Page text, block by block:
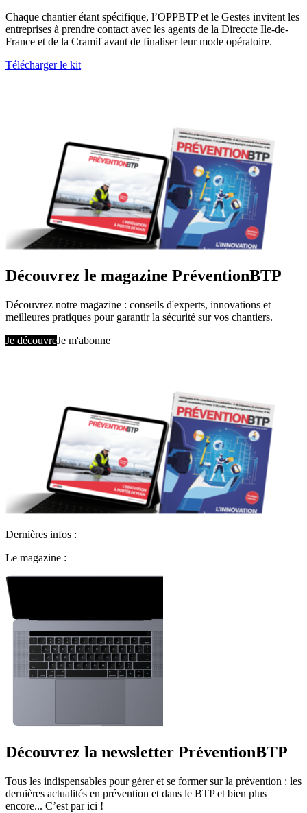
Chaque chantier étant spécifique, l’OPPBTP et le Gestes invitent les
entreprises à prendre contact avec les agents de la Direccte Ile-de-
France et de la Cramif avant de finaliser leur mode opératoire.
Télécharger le kit
Découvrez le magazine PréventionBTP
Découvrez notre magazine : conseils d'experts, innovations et
meilleures pratiques pour garantir la sécurité sur vos chantiers.
Je découvreJe m'abonne
Dernières infos :
Le magazine :
Découvrez la newsletter PréventionBTP
Tous les indispensables pour gérer et se former sur la prévention : les
dernières actualités en prévention et dans le BTP et bien plus
encore... C’est par ici !